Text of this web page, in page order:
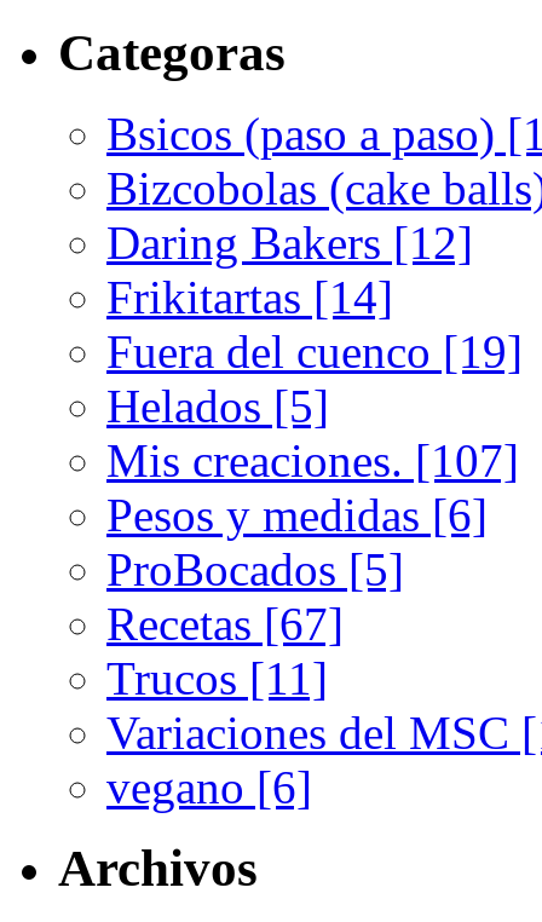
Categoras
Bsicos (paso a paso)
Bizcobolas (cake
Daring Bakers [12]
Frikitartas [14]
Fuera del cuenco [19]
Helados [5]
Mis creaciones. [107]
Pesos y medidas [6]
ProBocados [5]
Recetas [67]
Trucos [11]
Variaciones del MSC
vegano [6]
Archivos